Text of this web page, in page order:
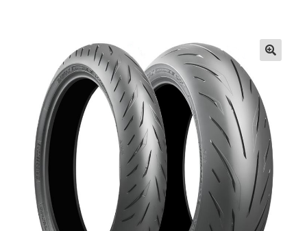
Udfold
MC dæk test
Mærker
Udfold
Kontakt os